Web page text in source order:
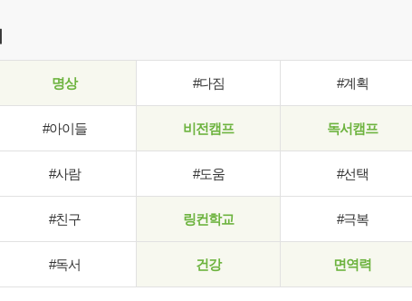
명상 #다짐 #계획
#아이들 비전캠프 독서캠프
#사람 #도움 #선택
#친구 링컨학교 #극복
#독서 건강 면역력